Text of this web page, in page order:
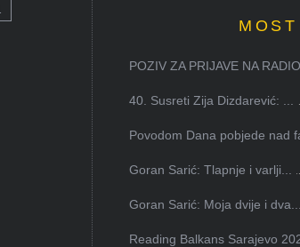
POZIV ZA PRIJAVE NA
40. Susreti Zija Dizdarević: ...
Povodom Dana pobjede nad
Goran Sarić: Tlapnje i varlji...
Goran Sarić: Moja dvije i dva...
Reading Balkans Sarajevo